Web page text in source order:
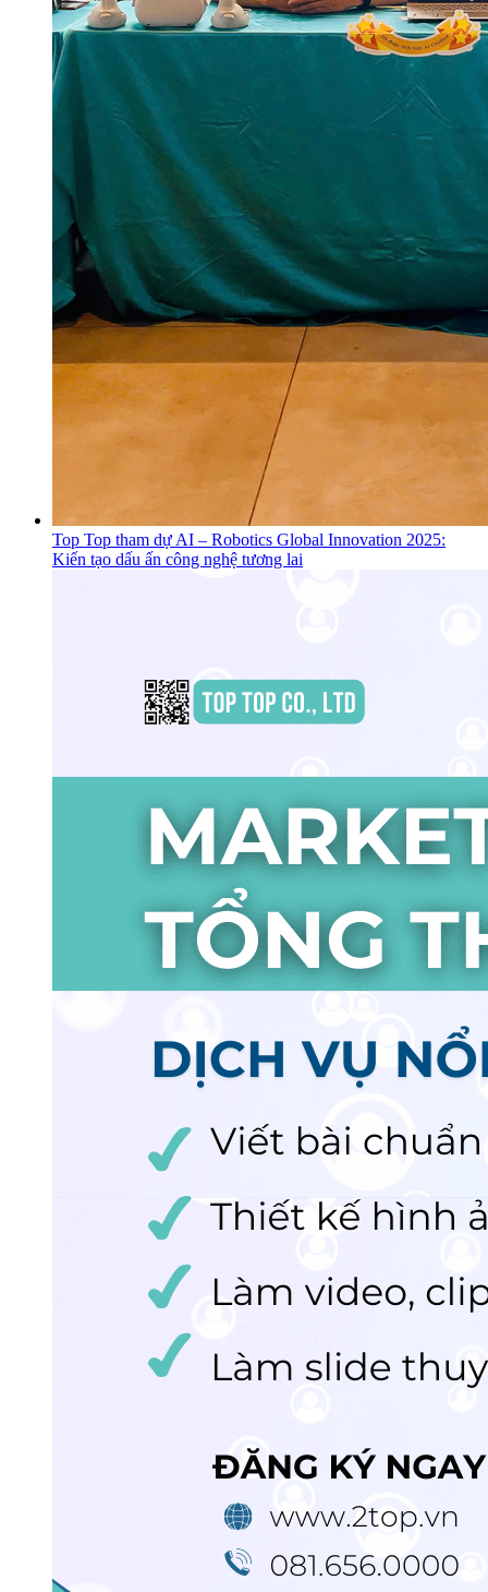
Top Top tham dự AI – Robotics Global Innovation 2025:
Kiến tạo dấu ấn công nghệ tương lai